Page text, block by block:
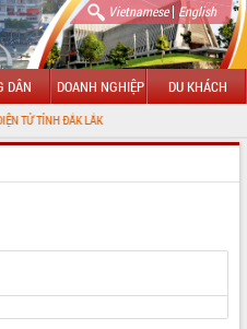
Vietnamese| English
DÂN DOANH NGHIỆP DU KHÁCH
ĐẮK LẮK